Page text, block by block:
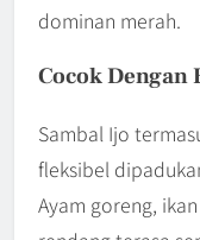
dominan merah.
Cocok Dengan
Sambal Ijo
fleksibel
Ayam goreng,